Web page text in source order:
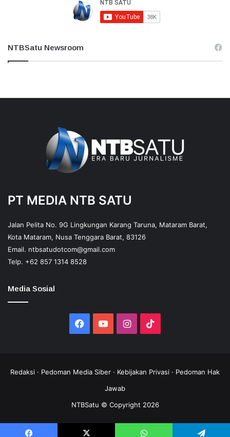
NTBSatu Newsroom
PT MEDIA NTB SATU
Jalan Pelita No. 9G Lingkungan Karang Taruna, Mataram Barat,
Kota Mataram, Nusa Tenggara Barat, 83126
Email. ntbsatudotcom@gmail.com
Telp. +62 857 1314 8528
Media Sosial
Facebook
YouTubeInstagram
Redaksi · Pedoman Media Siber · Kebijakan Privasi · Pedoman Hak
Jawab
NTBSatu © Copyright 2026